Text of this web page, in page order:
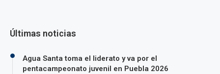
Últimas noticias
Agua Santa toma el liderato y va por el
pentacampeonato juvenil en Puebla 2026